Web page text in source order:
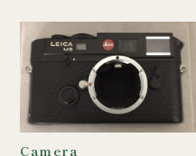
Camera